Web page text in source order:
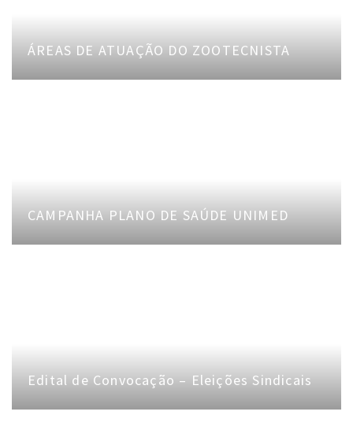
ÁREAS DE ATUAÇÃO DO ZOOTECNISTA
CAMPANHA PLANO DE SAÚDE UNIMED
Edital de Convocação – Eleições Sindicais